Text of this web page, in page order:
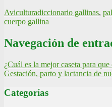
Aviculturadiccionario gallinas,
cuerpo gallina
Navegación de
¿Cuál es la mejor caseta para
Gestación, parto y lactancia de
Categorías